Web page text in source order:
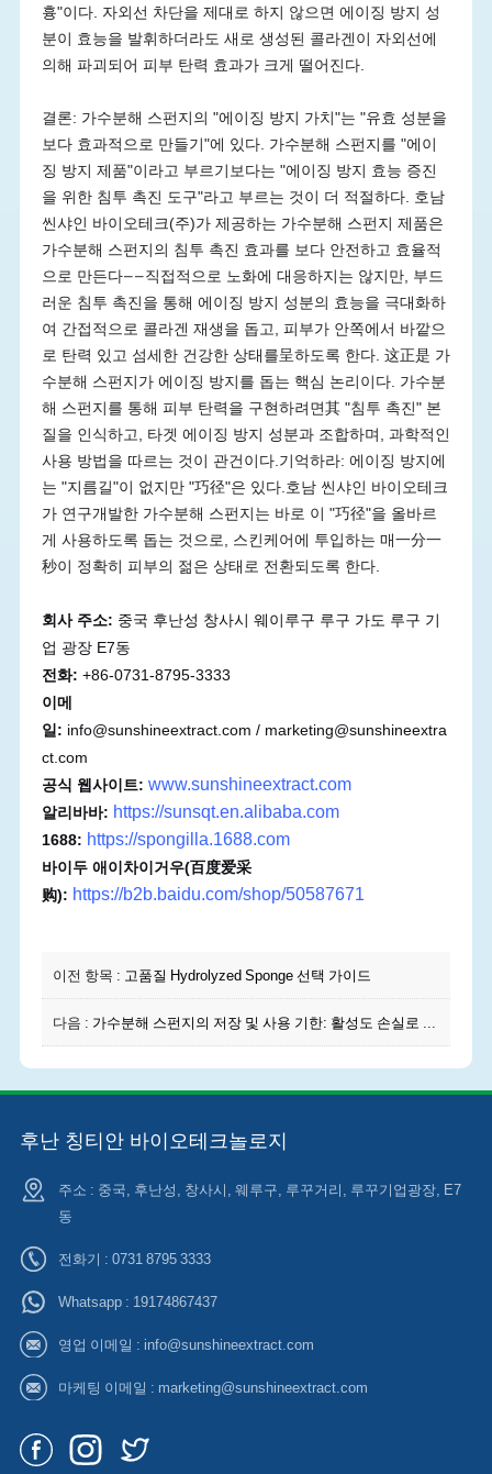
흉"이다. 자외선 차단을 제대로 하지 않으면 에이징 방지 성
분이 효능을 발휘하더라도 새로 생성된 콜라겐이 자외선에
의해 파괴되어 피부 탄력 효과가 크게 떨어진다.
결론: 가수분해 스펀지의 "에이징 방지 가치"는 "유효 성분을
보다 효과적으로 만들기"에 있다. 가수분해 스펀지를 "에이
징 방지 제품"이라고 부르기보다는 "에이징 방지 효능 증진
을 위한 침투 촉진 도구"라고 부르는 것이 더 적절하다. 호남
씬샤인 바이오테크(주)가 제공하는 가수분해 스펀지 제품은
가수분해 스펀지의 침투 촉진 효과를 보다 안전하고 효율적
으로 만든다——직접적으로 노화에 대응하지는 않지만, 부드
러운 침투 촉진을 통해 에이징 방지 성분의 효능을 극대화하
여 간접적으로 콜라겐 재생을 돕고, 피부가 안쪽에서 바깥으
로 탄력 있고 섬세한 건강한 상태를呈하도록 한다. 这正是 가
수분해 스펀지가 에이징 방지를 돕는 핵심 논리이다. 가수분
해 스펀지를 통해 피부 탄력을 구현하려면其 "침투 촉진" 본
질을 인식하고, 타겟 에이징 방지 성분과 조합하며, 과학적인
사용 방법을 따르는 것이 관건이다.기억하라: 에이징 방지에
는 "지름길"이 없지만 "巧径"은 있다.호남 씬샤인 바이오테크
가 연구개발한 가수분해 스펀지는 바로 이 "巧径"을 올바르
게 사용하도록 돕는 것으로, 스킨케어에 투입하는 매一分一
秒이 정확히 피부의 젊은 상태로 전환되도록 한다.
회사 주소: 중국 후난성 창사시 웨이루구 루구 가도 루구 기
업 광장 E7동
전화: +86-0731-8795-3333
이메
일: info@sunshineextract.com / marketing@sunshineextra
ct.com
공식 웹사이트: www.sunshineextract.com
알리바바: https://sunsqt.en.alibaba.com
1688: https://spongilla.1688.com
바이두 애이차이거우(百度爱采
购): https://b2b.baidu.com/shop/50587671
이전 항목 : 고품질 Hydrolyzed Sponge 선택 가이드
다음 : 가수분해 스펀지의 저장 및 사용 기한: 활성도 손실로 인한 침투 촉진 효과 저하를 어떻게 피하는가
후난 칭티안 바이오테크놀로지
주소 : 중국, 후난성, 창사시, 웨루구, 루꾸거리, 루꾸기업광장, E7
동
전화기 : 0731 8795 3333
Whatsapp : 19174867437
영업 이메일 : info@sunshineextract.com
마케팅 이메일 : marketing@sunshineextract.com